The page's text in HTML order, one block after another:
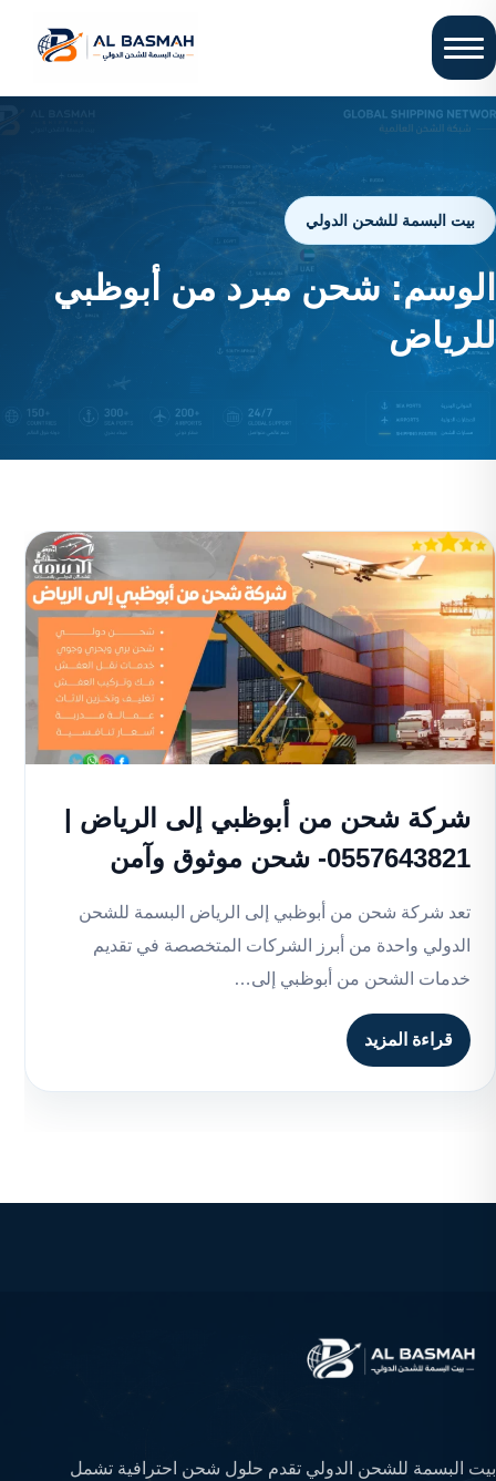
بيت البسمة للشحن الدولي
الوسم:شحن مبرد من أبوظبي
للرياض
شركة شحن من أبوظبي إلى الرياض |
0557643821- شحن موثوق وآمن
تعد شركة شحن من أبوظبي إلى الرياض البسمة للشحن
الدولي واحدة من أبرز الشركات المتخصصة في تقديم
خدمات الشحن من أبوظبي إلى…
قراءة المزيد
بيت البسمة للشحن الدولي تقدم حلول شحن احترافية تشمل